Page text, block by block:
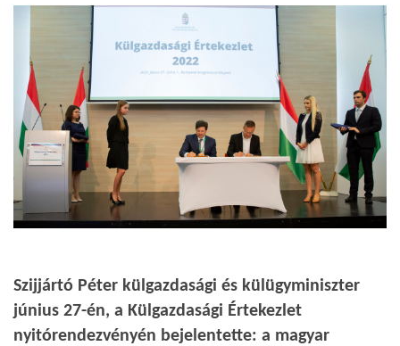
Szijjártó Péter külgazdasági és külügyminiszter
június 27-én, a Külgazdasági Értekezlet
nyitórendezvényén bejelentette: a magyar